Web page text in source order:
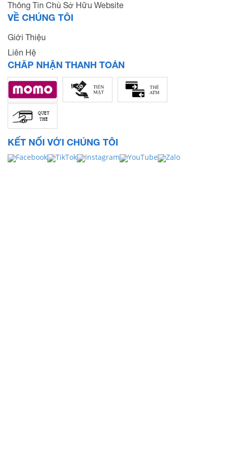
Thông Tin Chủ Sở Hữu Website
VỀ CHÚNG TÔI
Giới Thiệu
Liên Hệ
CHẤP NHẬN THANH TOÁN
KẾT NỐI VỚI CHÚNG TÔI